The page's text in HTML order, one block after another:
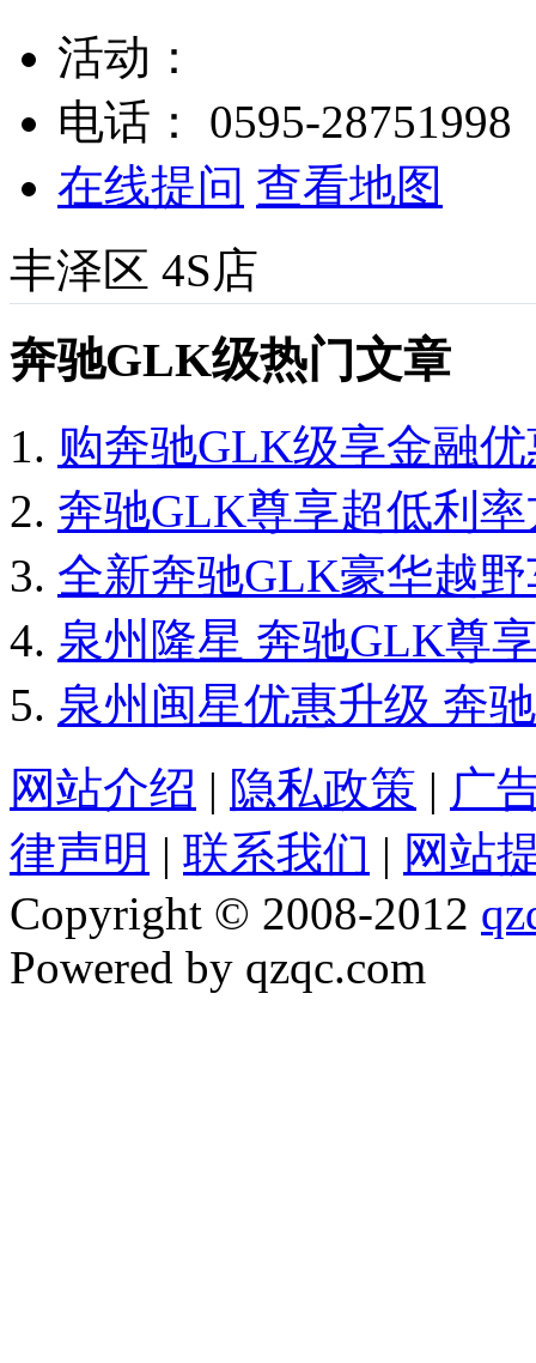
活动：
电话：
0595-28751998
在线提问 查看地图
丰泽区 4S店
奔驰GLK级热门文章
购奔驰GLK级享金融
奔驰GLK尊享超低利
全新奔驰GLK豪华越
泉州隆星 奔驰GLK尊
泉州闽星优惠升级 奔
网站介绍 | 隐私政策 | 广
律声明 | 联系我们 | 网站
Copyright © 2008-2012
Powered by qzqc.com